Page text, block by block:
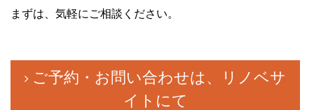
まずは、気軽にご相談ください。
ご予約・お問い合わせは、リノベサ
イトにて